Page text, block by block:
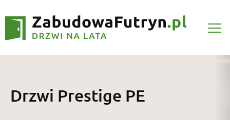
Drzwi Prestige PE